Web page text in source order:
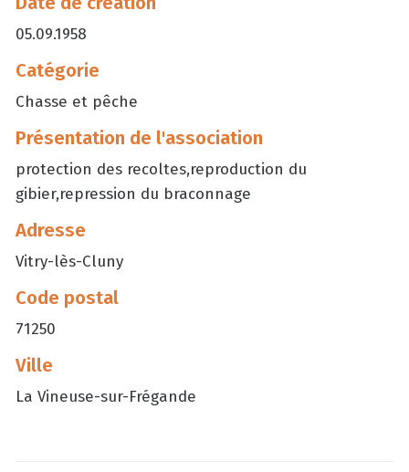
05.09.1958
Catégorie
Chasse et pêche
Présentation de l'association
protection des recoltes,reproduction du
gibier,repression du braconnage
Adresse
Vitry-lès-Cluny
Code postal
71250
Ville
La Vineuse-sur-Frégande